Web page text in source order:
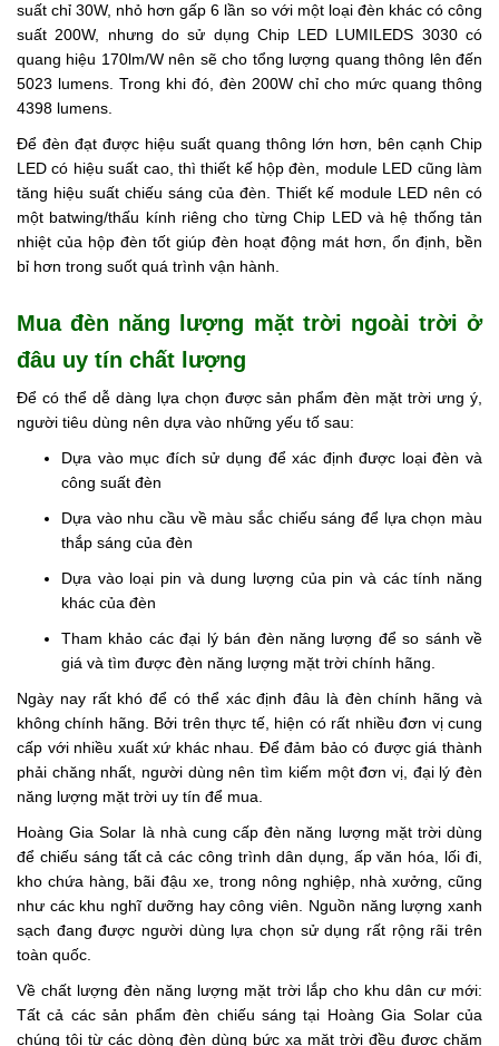
suất chỉ 30W, nhỏ hơn gấp 6 lần so với một loại đèn khác có công
suất 200W, nhưng do sử dụng Chip LED LUMILEDS 3030 có
quang hiệu 170lm/W nên sẽ cho tổng lượng quang thông lên đến
5023 lumens. Trong khi đó, đèn 200W chỉ cho mức quang thông
4398 lumens.
Để đèn đạt được hiệu suất quang thông lớn hơn, bên cạnh Chip
LED có hiệu suất cao, thì thiết kế hộp đèn, module LED cũng làm
tăng hiệu suất chiếu sáng của đèn. Thiết kế module LED nên có
một batwing/thấu kính riêng cho từng Chip LED và hệ thống tản
nhiệt của hộp đèn tốt giúp đèn hoạt động mát hơn, ổn định, bền
bỉ hơn trong suốt quá trình vận hành.
Mua đèn năng lượng mặt trời ngoài trời ở
đâu uy tín chất lượng
Để có thể dễ dàng lựa chọn được sản phẩm đèn mặt trời ưng ý,
người tiêu dùng nên dựa vào những yếu tố sau:
Dựa vào mục đích sử dụng để xác định được loại đèn và
công suất đèn
Dựa vào nhu cầu về màu sắc chiếu sáng để lựa chọn màu
thắp sáng của đèn
Dựa vào loại pin và dung lượng của pin và các tính năng
khác của đèn
Tham khảo các đại lý bán đèn năng lượng để so sánh về
giá và tìm được đèn năng lượng mặt trời chính hãng.
Ngày nay rất khó để có thể xác định đâu là đèn chính hãng và
không chính hãng. Bởi trên thực tế, hiện có rất nhiều đơn vị cung
cấp với nhiều xuất xứ khác nhau. Để đảm bảo có được giá thành
phải chăng nhất, người dùng nên tìm kiếm một đơn vị, đại lý đèn
năng lượng mặt trời uy tín để mua.
Hoàng Gia Solar là nhà cung cấp đèn năng lượng mặt trời dùng
để chiếu sáng tất cả các công trình dân dụng, ấp văn hóa, lối đi,
kho chứa hàng, bãi đậu xe, trong nông nghiệp, nhà xưởng, cũng
như các khu nghĩ dưỡng hay công viên. Nguồn năng lượng xanh
sạch đang được người dùng lựa chọn sử dụng rất rộng rãi trên
toàn quốc.
Về chất lượng đèn năng lượng mặt trời lắp cho khu dân cư mới:
Tất cả các sản phẩm đèn chiếu sáng tại Hoàng Gia Solar của
chúng tôi từ các dòng đèn dùng bức xạ mặt trời đều được chăm